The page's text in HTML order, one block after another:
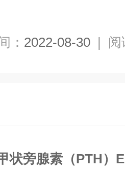
： 2022-08-30 | 阅
状旁腺素（PTH）